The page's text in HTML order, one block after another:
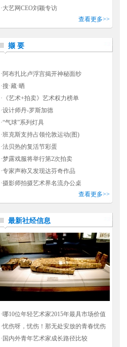
·大艺网CEO刘颖专访
查看更多>>
撷 要
·阿布扎比卢浮宫揭开神秘面纱
·搜·藏·晒
· 《艺术+拍卖》艺术权力榜单
·设计师丹-罗斯加德
·“气球”系列灯具
·班克斯支持占领伦敦运动(图)
·法贝热的复活节彩蛋
·梦露戏服将举行第2次拍卖
·专家声称又发现达芬奇作品
·摄影师拍摄艺术界名流办公桌
查看更多>>
最新社经信息
·哪10位年轻艺术家2015年最具市场价值
·忧伤呀，忧伤！那无处安放的青春忧伤
· 国内外青年艺术家成长路径比较